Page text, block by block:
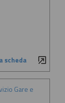
scheda
Gare e